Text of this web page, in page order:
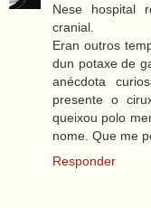
Nese hospital
cranial.
Eran outros
dun potaxe de
anécdota
presente o
queixou polo
nome. Que me
Responder